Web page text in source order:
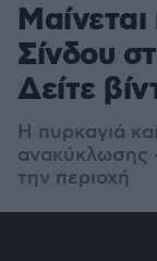
Σίνδου
Δείτε
Η πυρκαγιά
ανακύκλωσης
την περιοχή